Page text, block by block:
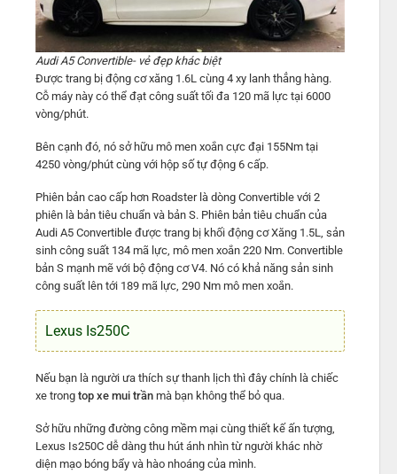
Audi A5 Convertible- vẻ đẹp khác biệt
Được trang bị động cơ xăng 1.6L cùng 4 xy lanh thẳng hàng.
Cỗ máy này có thể đạt công suất tối đa 120 mã lực tại 6000
vòng/phút.
Bên cạnh đó, nó sở hữu mô men xoắn cực đại 155Nm tại
4250 vòng/phút cùng với hộp số tự động 6 cấp.
Phiên bản cao cấp hơn Roadster là dòng Convertible với 2
phiên là bản tiêu chuẩn và bản S. Phiên bản tiêu chuẩn của
Audi A5 Convertible được trang bị khối động cơ Xăng 1.5L, sản
sinh công suất 134 mã lực, mô men xoắn 220 Nm. Convertible
bản S mạnh mẽ với bộ động cơ V4. Nó có khả năng sản sinh
công suất lên tới 189 mã lực, 290 Nm mô men xoắn.
Lexus Is250C
Nếu bạn là người ưa thích sự thanh lịch thì đây chính là chiếc
xe trong top xe mui trầnmà bạn không thể bỏ qua.
Sở hữu những đường công mềm mại cùng thiết kế ấn tượng,
Lexus Is250C dễ dàng thu hút ánh nhìn từ người khác nhờ
diện mạo bóng bẩy và hào nhoáng của mình.